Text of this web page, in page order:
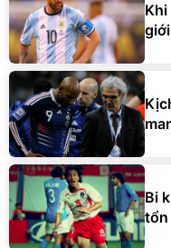
Bi
tổn